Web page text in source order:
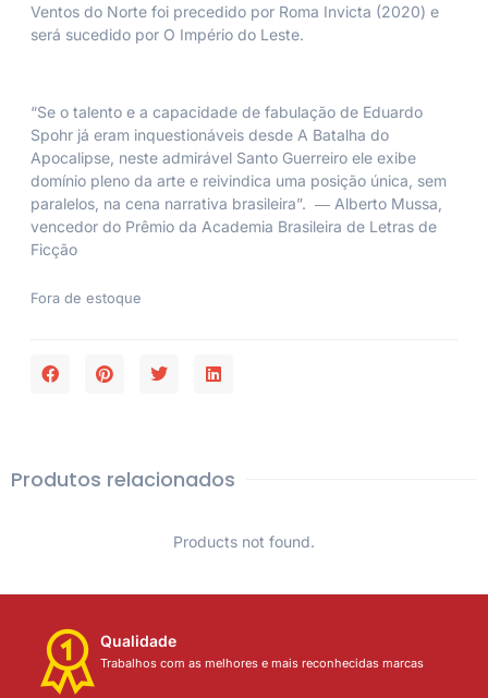
Ventos do Norte foi precedido por Roma Invicta (2020) e
será sucedido por O Império do Leste.
“Se o talento e a capacidade de fabulação de Eduardo
Spohr já eram inquestionáveis desde A Batalha do
Apocalipse, neste admirável Santo Guerreiro ele exibe
domínio pleno da arte e reivindica uma posição única, sem
paralelos, na cena narrativa brasileira”. ― Alberto Mussa,
vencedor do Prêmio da Academia Brasileira de Letras de
Ficção
Fora de estoque
Produtos relacionados
Products not found.
Qualidade
Trabalhos com as melhores e mais reconhecidas marcas